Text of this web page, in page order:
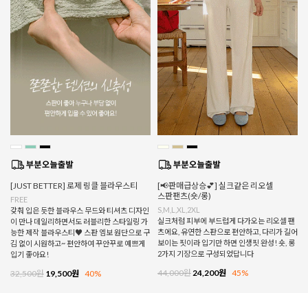
[JUST BETTER] 로제 링클 블라우스티
FREE
갖춰 입은 듯한 블라우스 무드와 티셔츠 디자인
이 만나 데일리하면서도 러블리한 스타일링 가
능한 제작 블라우스티♥ 스판 엠보 원단으로 구
김 없이 시원하고~ 편안하여 꾸안꾸로 예쁘게
입기 좋아요!
32,500원 19,500원 40%
[📢판매급상승💕] 실크같은 리오셀
스판팬츠(숏/롱)
S,M,L,XL,2XL
실크처럼 피부에 부드럽게 다가오는 리오셀 팬
츠에요, 유연한 스판으로 편안하고, 다리가 길어
보이는 핏이라 입기만 하면 인생핏 완성! 숏, 롱
2가지 기장으로 구성되었답니다
44,000원 24,200원 45%